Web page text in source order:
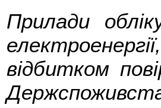
Прилади
відбитком